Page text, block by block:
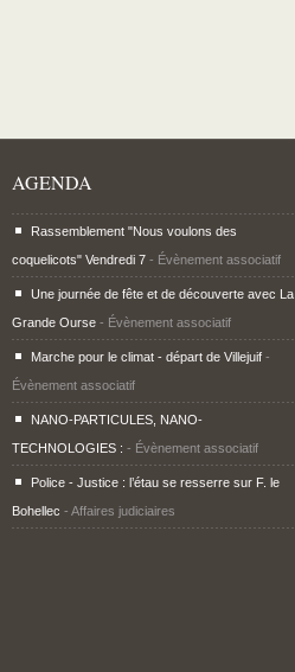
AGENDA
Rassemblement "Nous voulons des
coquelicots" Vendredi 7 - Évènement associatif
Une journée de fête et de découverte avec La
Grande Ourse - Évènement associatif
Marche pour le climat - départ de Villejuif -
Évènement associatif
NANO-PARTICULES, NANO-
TECHNOLOGIES : - Évènement associatif
Police - Justice : l’étau se resserre sur F. le
Bohellec - Affaires judiciaires